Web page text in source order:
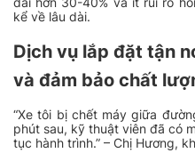
kể về lâu dài.
Dịch vụ lắp đặt tận
và đảm bảo chất
“Xe tôi bị chết máy giữa
phút sau, kỹ thuật viên đã có
tục hành trình.” – Chị Hương,